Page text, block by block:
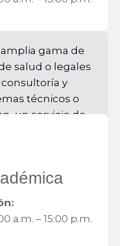
gama de
salud o legales
consultoría y
técnicos o
un servicio de
a.m. – 15:00 p.m.